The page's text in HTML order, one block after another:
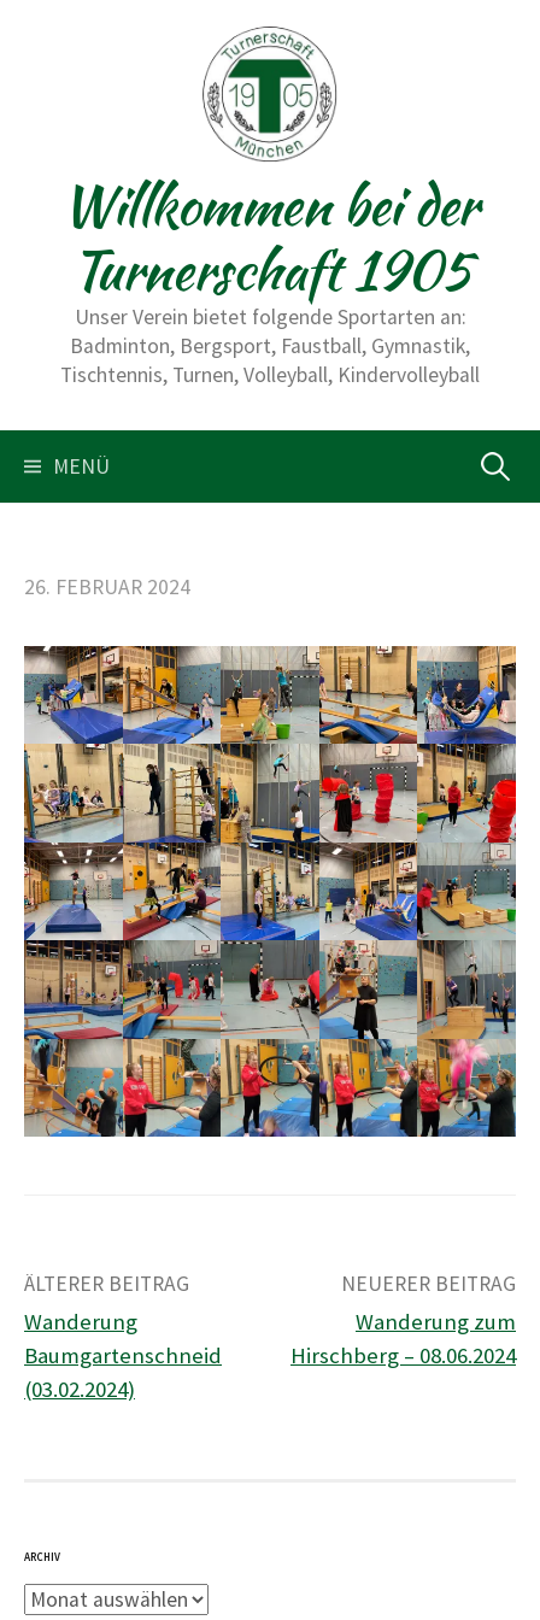
Willkommen bei der
Turnerschaft 1905
Unser Verein bietet folgende Sportarten an:
Badminton, Bergsport, Faustball, Gymnastik,
Tischtennis, Turnen, Volleyball, Kindervolleyball
MENÜ S
h
e
n
n
a
c
h
26. FEBRUAR 2024
B
e
i
s
-
ÄLTERER BEITRAG
Wanderung
Baumgartenschneid
(03.02.2024)
NEUERER BEITRAG
Wanderung zum
Hirschberg – 08.06.2024
ARCHIV
A